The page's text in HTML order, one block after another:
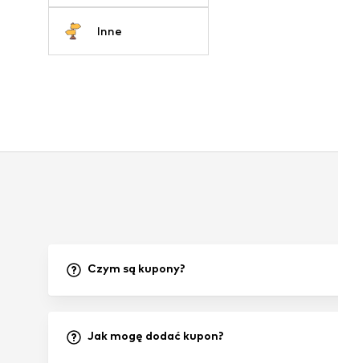
Inne
Czym są kupony?
Jak mogę dodać kupon?